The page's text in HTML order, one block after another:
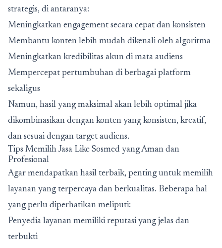
strategis, di antaranya:
Meningkatkan engagement secara cepat dan konsisten
Membantu konten lebih mudah dikenali oleh algoritma
Meningkatkan kredibilitas akun di mata audiens
Mempercepat pertumbuhan di berbagai platform
sekaligus
Namun, hasil yang maksimal akan lebih optimal jika
dikombinasikan dengan konten yang konsisten, kreatif,
dan sesuai dengan target audiens.
Tips Memilih Jasa Like Sosmed yang Aman dan
Profesional
Agar mendapatkan hasil terbaik, penting untuk memilih
layanan yang terpercaya dan berkualitas. Beberapa hal
yang perlu diperhatikan meliputi:
Penyedia layanan memiliki reputasi yang jelas dan
terbukti